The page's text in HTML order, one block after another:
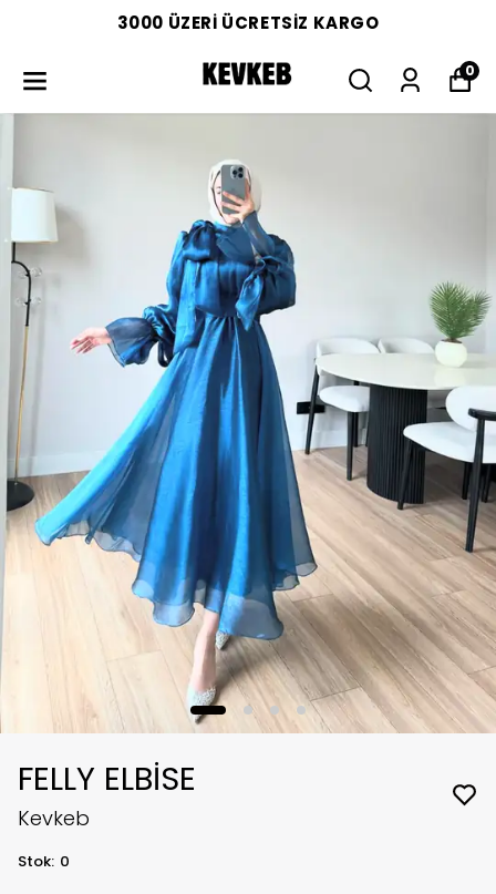
3000 ÜZERİ ÜCRETSİZ KARGO
0
FELLY ELBİSE
Kevkeb
Stok: 0